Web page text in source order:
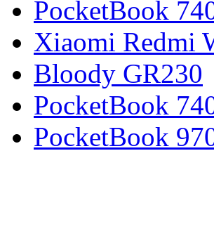
PocketBook
Xiaomi Redmi
Bloody GR230
PocketBook
PocketBook